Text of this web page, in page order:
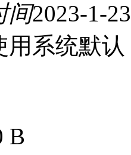
间2023-1-
用系统默认
B